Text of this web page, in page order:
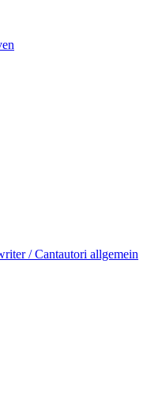
/ Cantautori allgemein